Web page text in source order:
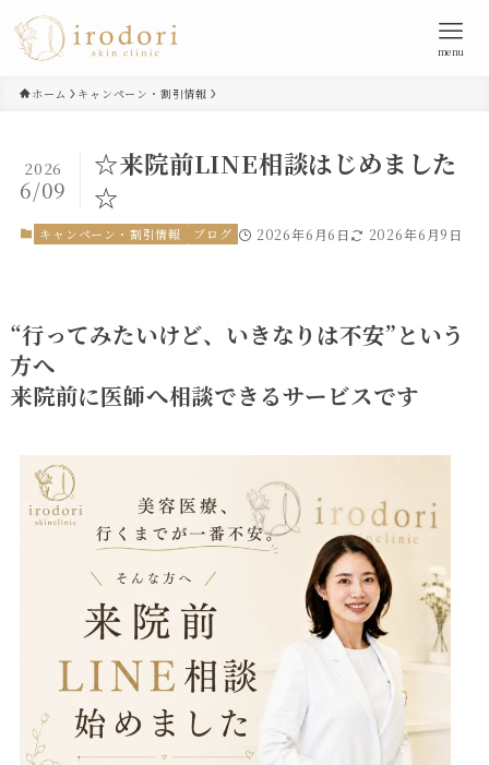
menu
ホーム キャンペーン・割引情報
☆来院前LINE相談はじめました
☆
2026
6/09
キャンペーン・割引情報 ブログ 2026年6月6日 2026年6月9日
“行ってみたいけど、いきなりは不安”という
方へ
来院前に医師へ相談できるサービスです